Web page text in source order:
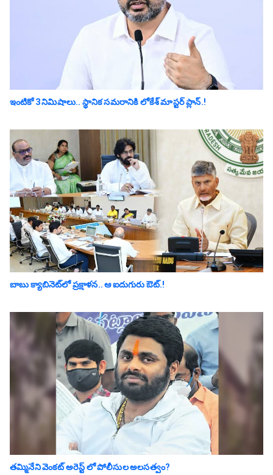
ఇంటికో 3 నిమిషాలు.. స్థానిక స‌మ‌రానికి లోకేశ్ మాస్ట‌ర్ ప్లాన్‌.!
బాబు క్యాబినెట్‌లో ప్ర‌క్షాళ‌న‌.. ఆ ఐదుగురు ఔట్‌.!
తమ్మినేని వెంకట్ అరెస్ట్ లో పోలీసుల అలసత్వం?